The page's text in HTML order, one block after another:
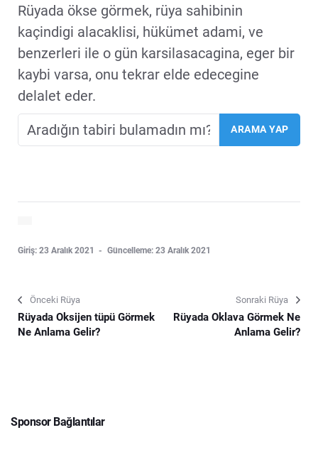
Rüyada ökse görmek, rüya sahibinin
kaçindigi alacaklisi, hükümet adami, ve
benzerleri ile o gün karsilasacagina, eger bir
kaybi varsa, onu tekrar elde edecegine
delalet eder.
Giriş: 23 Aralık 2021 Güncelleme: 23 Aralık 2021
Önceki Rüya
Rüyada Oksijen tüpü Görmek
Ne Anlama Gelir?
Sonraki Rüya
Rüyada Oklava Görmek Ne
Anlama Gelir?
Sponsor Bağlantılar